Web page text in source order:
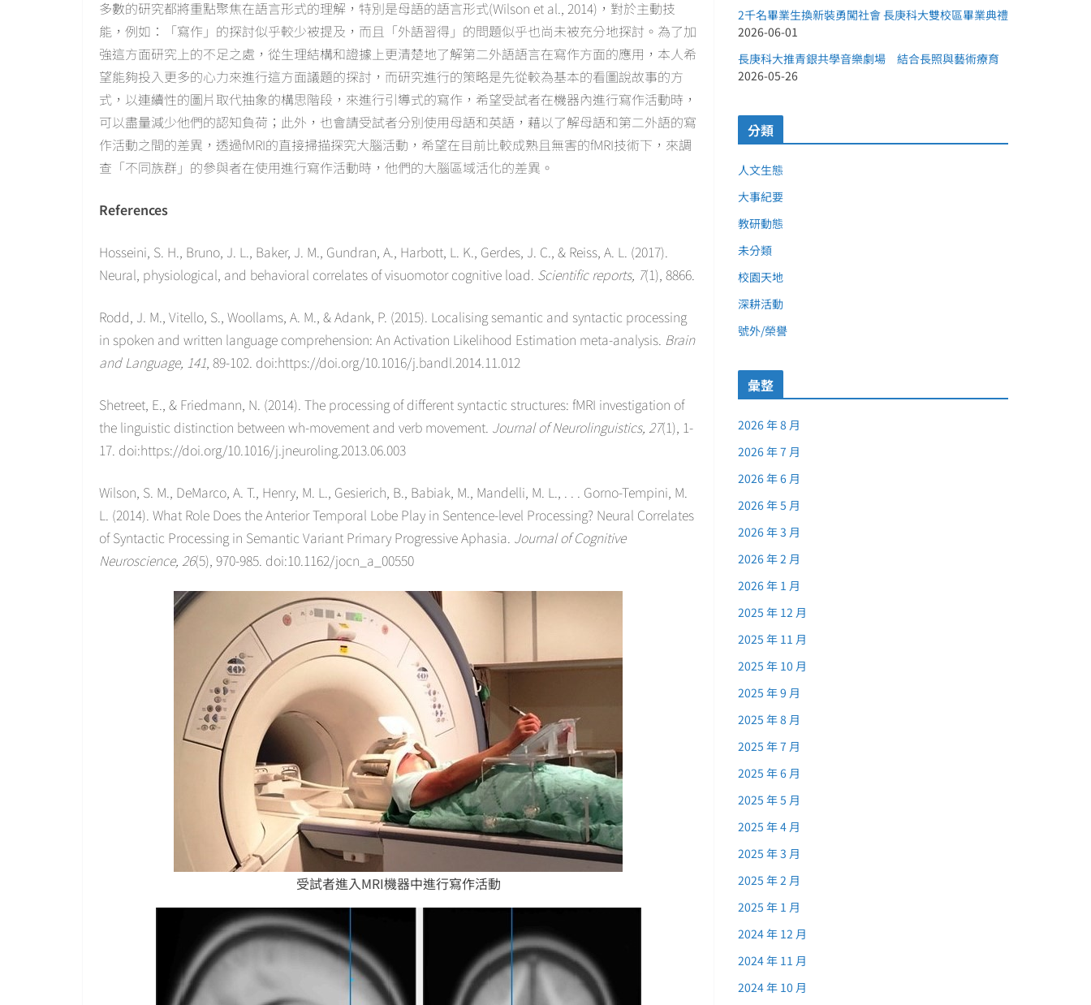
多數的研究都將重點聚焦在語言形式的理解，特別是母語的語言形式(Wilson et al., 2014)，對於主動技
能，例如：「寫作」的探討似乎較少被提及，而且「外語習得」的問題似乎也尚未被充分地探討。為了加
強這方面研究上的不足之處，從生理結構和證據上更清楚地了解第二外語語言在寫作方面的應用，本人希
望能夠投入更多的心力來進行這方面議題的探討，而研究進行的策略是先從較為基本的看圖說故事的方
式，以連續性的圖片取代抽象的構思階段，來進行引導式的寫作，希望受試者在機器內進行寫作活動時，
可以盡量減少他們的認知負荷；此外，也會請受試者分別使用母語和英語，藉以了解母語和第二外語的寫
作活動之間的差異，透過fMRI的直接掃描探究大腦活動，希望在目前比較成熟且無害的fMRI技術下，來調
查「不同族群」的參與者在使用進行寫作活動時，他們的大腦區域活化的差異。
References
Hosseini, S. H., Bruno, J. L., Baker, J. M., Gundran, A., Harbott, L. K., Gerdes, J. C., & Reiss, A. L. (2017).
Neural, physiological, and behavioral correlates of visuomotor cognitive load. Scientific reports, 7(1), 8866.
Rodd, J. M., Vitello, S., Woollams, A. M., & Adank, P. (2015). Localising semantic and syntactic processing
in spoken and written language comprehension: An Activation Likelihood Estimation meta-analysis. Brain
and Language, 141, 89-102. doi:https://doi.org/10.1016/j.bandl.2014.11.012
Shetreet, E., & Friedmann, N. (2014). The processing of different syntactic structures: fMRI investigation of
the linguistic distinction between wh-movement and verb movement. Journal of Neurolinguistics, 27(1), 1-
17. doi:https://doi.org/10.1016/j.jneuroling.2013.06.003
Wilson, S. M., DeMarco, A. T., Henry, M. L., Gesierich, B., Babiak, M., Mandelli, M. L., . . . Gorno-Tempini, M.
L. (2014). What Role Does the Anterior Temporal Lobe Play in Sentence-level Processing? Neural Correlates
of Syntactic Processing in Semantic Variant Primary Progressive Aphasia. Journal of Cognitive
Neuroscience, 26(5), 970-985. doi:10.1162/jocn_a_00550
受試者進入MRI機器中進行寫作活動
2千名畢業生換新裝勇闖社會 長庚科大雙校區畢業典禮
2026-06-01
長庚科大推青銀共學音樂劇場 結合長照與藝術療育
2026-05-26
分類
人文生態
大事紀要
教研動態
未分類
校園天地
深耕活動
號外/榮譽
彙整
2026 年 8 月
2026 年 7 月
2026 年 6 月
2026 年 5 月
2026 年 3 月
2026 年 2 月
2026 年 1 月
2025 年 12 月
2025 年 11 月
2025 年 10 月
2025 年 9 月
2025 年 8 月
2025 年 7 月
2025 年 6 月
2025 年 5 月
2025 年 4 月
2025 年 3 月
2025 年 2 月
2025 年 1 月
2024 年 12 月
2024 年 11 月
2024 年 10 月